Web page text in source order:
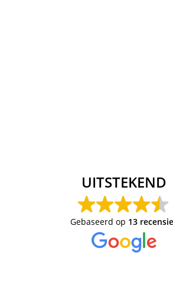
UITSTEKEND
Gebaseerd op 13
Top service!